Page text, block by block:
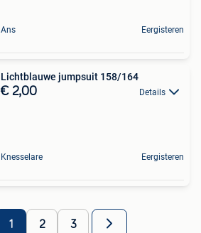
Ans Eergisteren
Lichtblauwe jumpsuit 158/164
€ 2,00 Details
Knesselare Eergisteren
1 2 3